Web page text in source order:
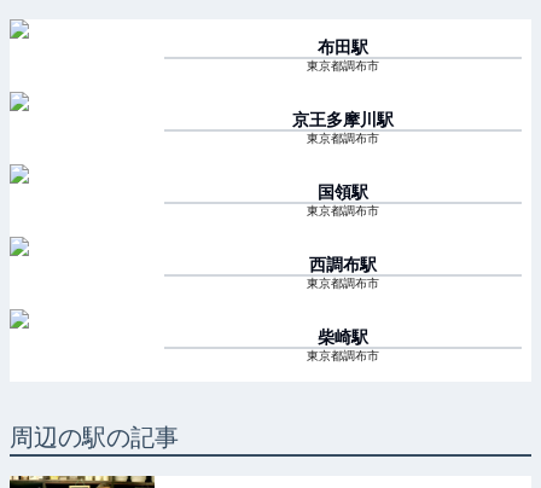
布田駅
東京都調布市
京王多摩川 駅
東京都調布市
国領駅
東京都調布市
西調布駅
東京都調布市
柴崎駅
東京都調布市
周辺の駅の記事